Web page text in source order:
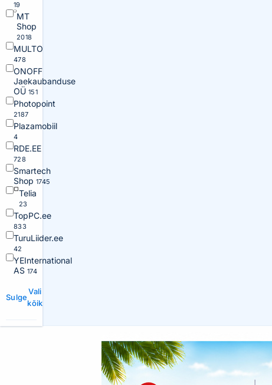
19
MT
Shop
2018
MULTO
478
ONOFF
Jaekaubanduse
OÜ 151
Photopoint
2187
Plazamobiil
4
RDE.EE
728
Smartech
Shop 1745
Telia
23
TopPC.ee
833
TuruLiider.ee
42
YEInternational
AS 174
Sulge
Vali
kõik